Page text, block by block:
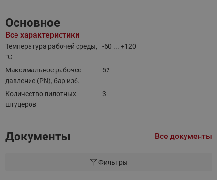
Основное
Все характеристики
Температура рабочей среды,
°С
-60 ... +120
Максимальное рабочее
давление (PN), бар изб.
52
Количество пилотных
штуцеров
3
Документы Все документы
Фильтры